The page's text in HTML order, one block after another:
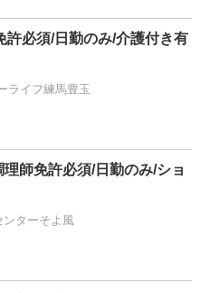
許必須/日勤のみ/介護付き有
ライフ練馬豊玉
師免許必須/日勤のみ/ショ
ターそよ風